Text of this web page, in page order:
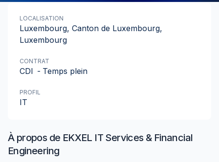
À propos de EKXEL IT Services & Financial
Engineering
LOCALISATION
Luxembourg, Canton de Luxembourg,
Luxembourg
CONTRAT
CDI - Temps plein
PROFIL
IT